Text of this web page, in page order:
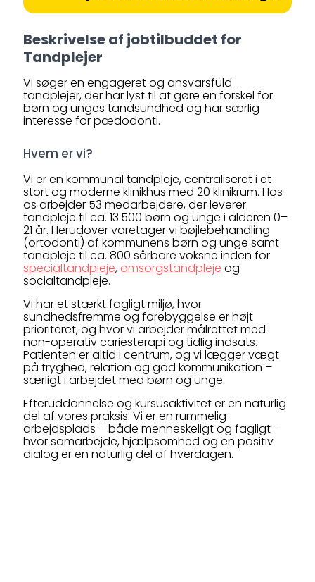
Beskrivelse af jobtilbuddet for
Tandplejer
Vi søger en engageret og ansvarsfuld
tandplejer, der har lyst til at gøre en forskel for
børn og unges tandsundhed og har særlig
interesse for pædodonti.
Hvem er vi?
Vi er en kommunal tandpleje, centraliseret i et
stort og moderne klinikhus med 20 klinikrum. Hos
os arbejder 53 medarbejdere, der leverer
tandpleje til ca. 13.500 børn og unge i alderen 0–
21 år. Herudover varetager vi bøjlebehandling
(ortodonti) af kommunens børn og unge samt
tandpleje til ca. 800 sårbare voksne inden for
specialtandpleje, omsorgstandpleje og
socialtandpleje.
Vi har et stærkt fagligt miljø, hvor
sundhedsfremme og forebyggelse er højt
prioriteret, og hvor vi arbejder målrettet med
non-operativ cariesterapi og tidlig indsats.
Patienten er altid i centrum, og vi lægger vægt
på tryghed, relation og god kommunikation –
særligt i arbejdet med børn og unge.
Efteruddannelse og kursusaktivitet er en naturlig
del af vores praksis. Vi er en rummelig
arbejdsplads – både menneskeligt og fagligt –
hvor samarbejde, hjælpsomhed og en positiv
dialog er en naturlig del af hverdagen.